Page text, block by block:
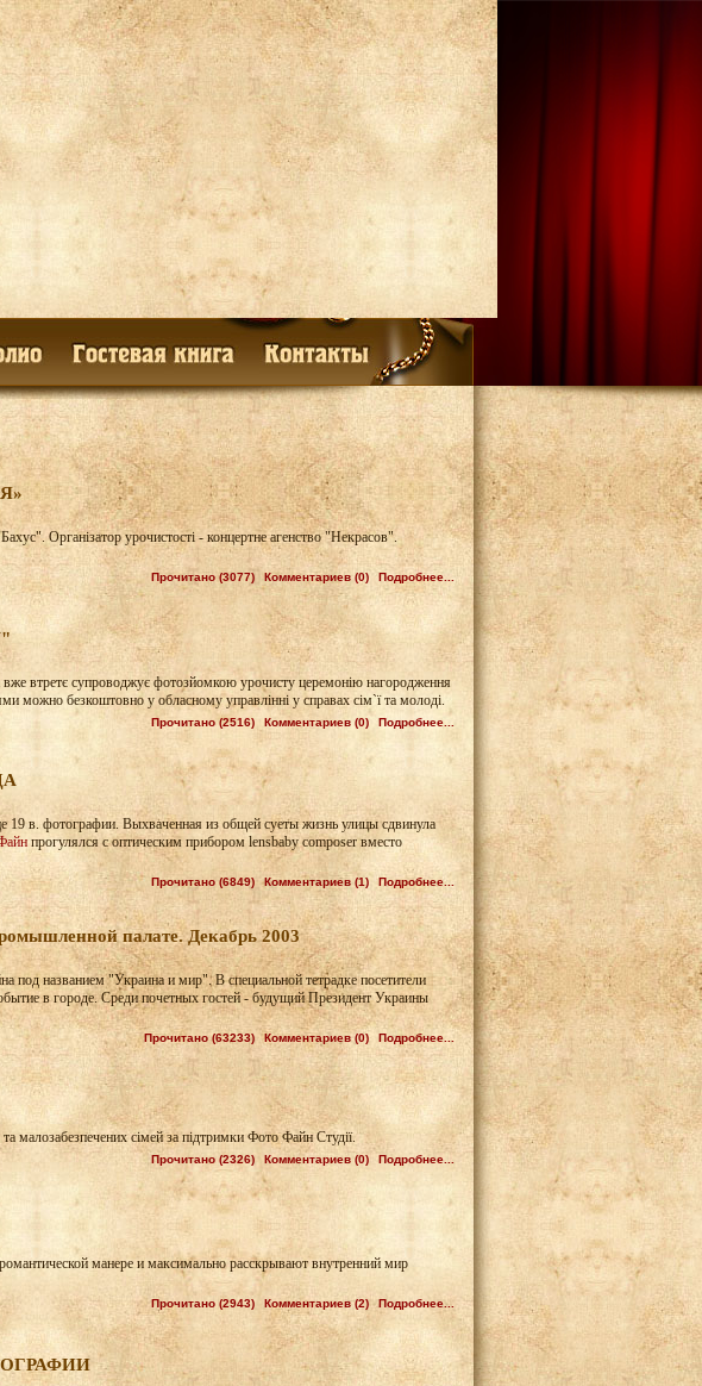
Організатор урочистості - концертне агенство "Некрасов".
Прочитано (3077) Комментариев (0) Подробнее...
вже втретє супроводжує фотозйомкою урочисту церемонію нагородження
можно безкоштовно у обласному управлінні у справах сім`ї та молоді.
Прочитано (2516) Комментариев (0) Подробнее...
19 в. фотографии. Выхваченная из общей суеты жизнь улицы сдвинула
прогулялся с оптическим прибором lensbaby composer вместо
Прочитано (6849) Комментариев (1) Подробнее...
палате. Декабрь 2003
названием "Украина и мир". В специальной тетрадке посетители
в городе. Среди почетных гостей - будущий Президент Украины
Прочитано (63233) Комментариев (0) Подробнее...
малозабезпечених сімей за підтримки Фото Файн Студії.
Прочитано (2326) Комментариев (0) Подробнее...
манере и максимально расскрывают внутренний мир
Прочитано (2943) Комментариев (2) Подробнее...